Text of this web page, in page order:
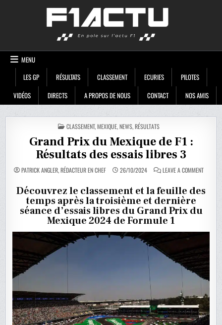
MENU
LES GP
RÉSULTATS CLASSEMENT ECURIES
PILOTES
VIDÉOS
DIRECTS A PROPOS DE NOUS CONTACT NOS AMIS
POSTED
IN
CLASSEMENT,MEXIQUE,NEWS,RÉSULTATS
Grand Prix du Mexique de F1 :
Résultats des essais libres 3
PATRICK ANGLER, RÉDACTEUR EN CHEF 26/10/2024 LEAVE A COMMENTON
GRAND
DU
Découvrez le classement et la feuille des
temps après la troisième et dernière
séance d’essais libres du Grand Prix du
Mexique 2024 de Formule 1